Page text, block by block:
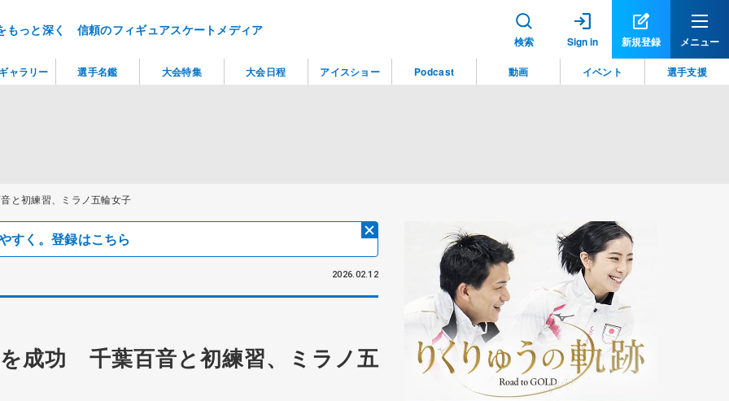
もっと深く 信頼のフィギュアスケートメディア
検索 Sign in 新規登録 メニュー
と初練習、ミラノ五輪女子
すく。登録はこちら
2026.02.12
成功 千葉百音と初練習、ミラノ五
ャラリー 選手名鑑 大会特集 大会日程 アイスショー Podcast 動画 イベント 選手支援